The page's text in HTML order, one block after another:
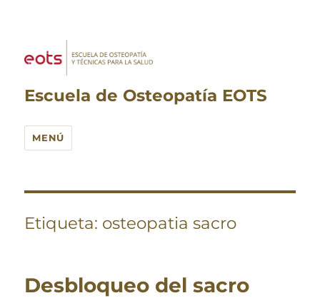
Escuela de Osteopatía EOTS
MENÚ
Etiqueta: osteopatia sacro
Desbloqueo del sacro